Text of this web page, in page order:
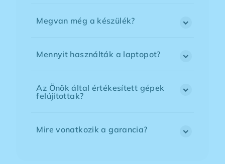
Megvan még a készülék?
Mennyit használták a laptopot?
Az Önök által értékesített gépek
felújítottak?
Mire vonatkozik a garancia?